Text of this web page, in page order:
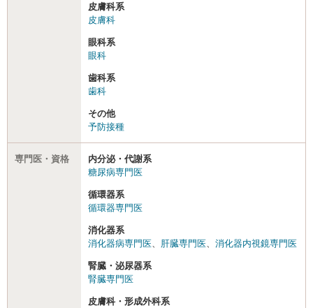
皮膚科系
皮膚科
眼科系
眼科
歯科系
歯科
その他
予防接種
専門医・資格
内分泌・代謝系
糖尿病専門医
循環器系
循環器専門医
消化器系
消化器病専門医、 肝臓専門医、 消化器内視鏡専門医
腎臓・泌尿器系
腎臓専門医
皮膚科・形成外科系